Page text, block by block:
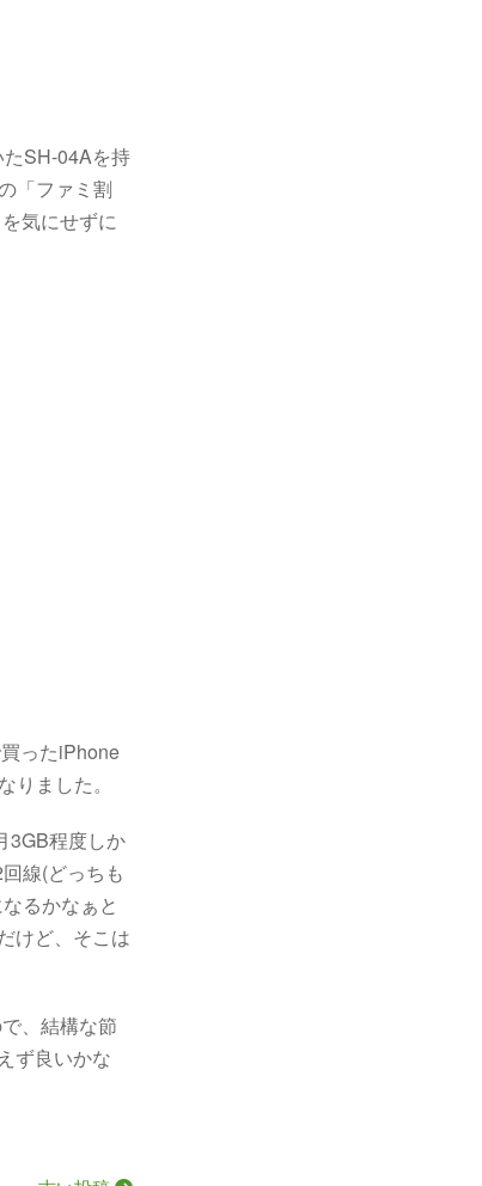
SH-04Aを持
「ファミ割
気にせずに
ったiPhone
ました。
3GB程度しか
線(どっちも
るかなぁと
けど、そこは
、結構な節
ず良いかな